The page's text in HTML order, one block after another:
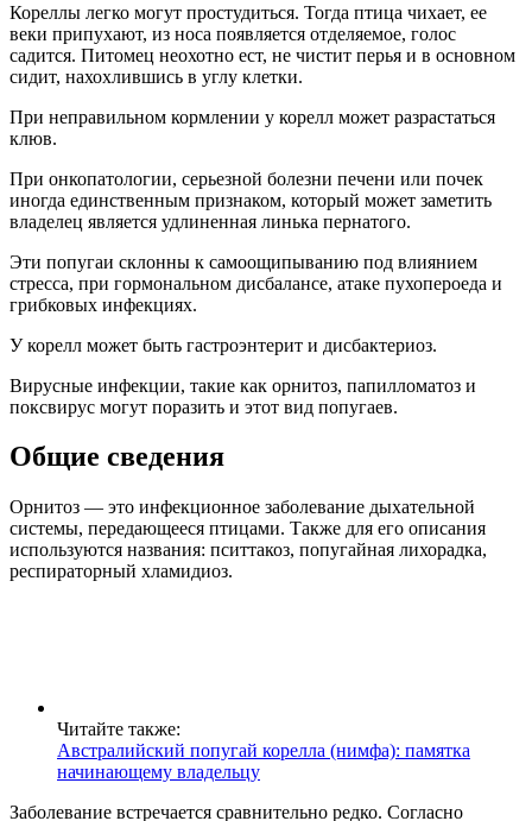
Кореллы легко могут простудиться. Тогда птица чихает, ее
веки припухают, из носа появляется отделяемое, голос
садится. Питомец неохотно ест, не чистит перья и в основном
сидит, нахохлившись в углу клетки.
При неправильном кормлении у корелл может разрастаться
клюв.
При онкопатологии, серьезной болезни печени или почек
иногда единственным признаком, который может заметить
владелец является удлиненная линька пернатого.
Эти попугаи склонны к самоощипыванию под влиянием
стресса, при гормональном дисбалансе, атаке пухопероеда и
грибковых инфекциях.
У корелл может быть гастроэнтерит и дисбактериоз.
Вирусные инфекции, такие как орнитоз, папилломатоз и
поксвирус могут поразить и этот вид попугаев.
Общие сведения
Орнитоз — это инфекционное заболевание дыхательной
системы, передающееся птицами. Также для его описания
используются названия: пситтакоз, попугайная лихорадка,
респираторный хламидиоз.
Читайте также:
Австралийский попугай корелла (нимфа): памятка
начинающему владельцу
Заболевание встречается сравнительно редко. Согласно